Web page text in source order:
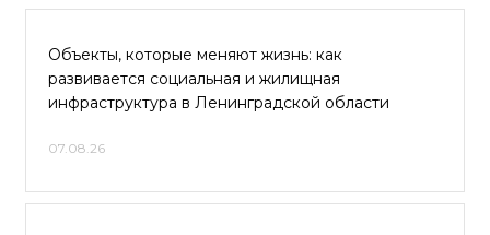
Объекты, которые меняют жизнь: как
развивается социальная и жилищная
инфраструктура в Ленинградской области
07.08.26